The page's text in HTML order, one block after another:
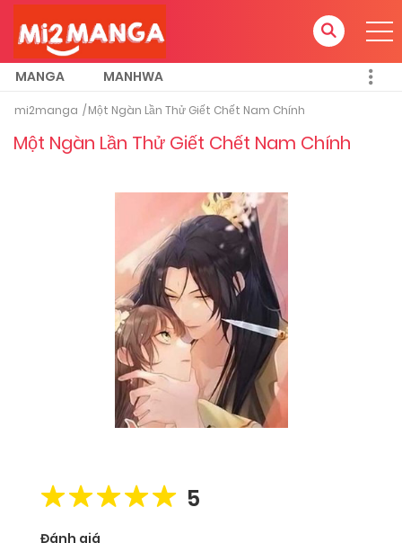
MANGA MANHWA
mi2manga Một Ngàn Lần Thử Giết Chết Nam Chính
Một Ngàn Lần Thử Giết Chết Nam Chính
5
Đánh giá